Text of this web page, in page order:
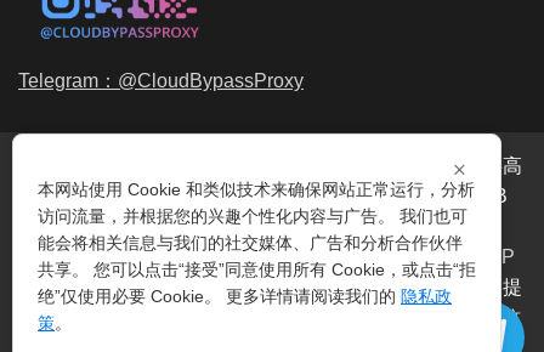
Telegram：@CloudBypassProxy
代理服务提供商，我们提供高
品质、永不过期的动态代理IP池流量包，价格最低2元/GB
起。我们的IP资源包括超过3.5亿的动态住宅IP和机房IP，
覆盖全球200多个国家。支持HTTP代理IP 和 Socks5代理IP
协议，IP可用率超过99%。购买我们的服务即可享受穿云提
供的
指纹
、爬虫抓取、电商系统、网络测试、SEO等。穿云
×
本网站使用 Cookie 和类似技术来确保网站正常运行，分析
访问流量，并根据您的兴趣个性化内容与广告。 我们也可
能会将相关信息与我们的社交媒体、广告和分析合作伙伴
共享。 您可以点击“接受”同意使用所有 Cookie，或点击“拒
绝”仅使用必要 Cookie。 更多详情请阅读我们的 隐私政
策。